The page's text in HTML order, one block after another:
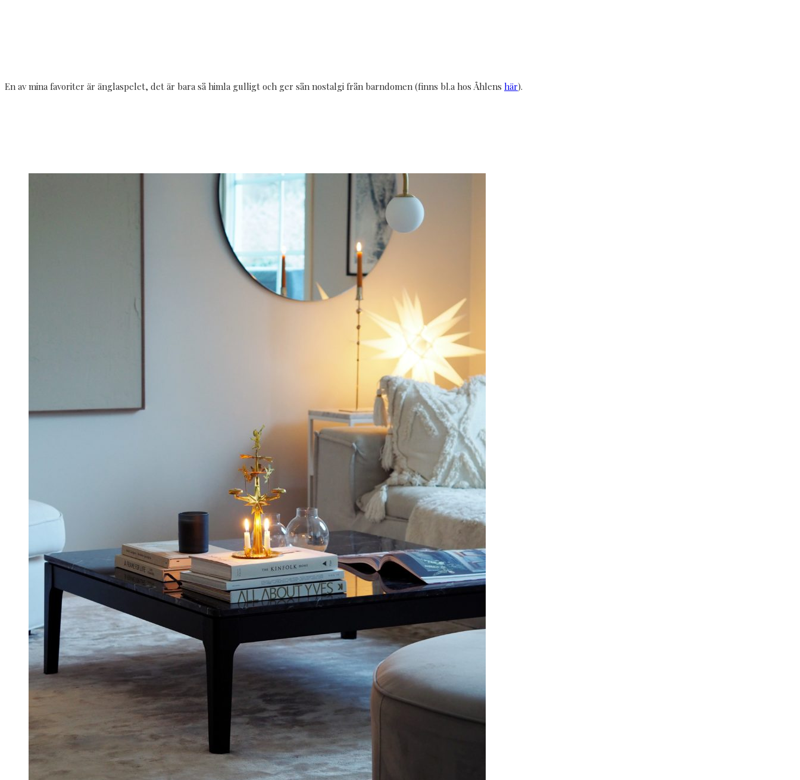
En av mina favoriter är änglaspelet, det är bara så himla gulligt och ger sån nostalgi från barndomen (finns bl.a hos Åhlens här).